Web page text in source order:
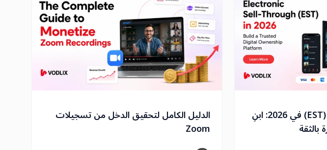
البيع الإلكتروني المباشر (EST) في 2026: ابنِ الدليل الكامل لتحقيق الدخل من تسجيلات
Zoom